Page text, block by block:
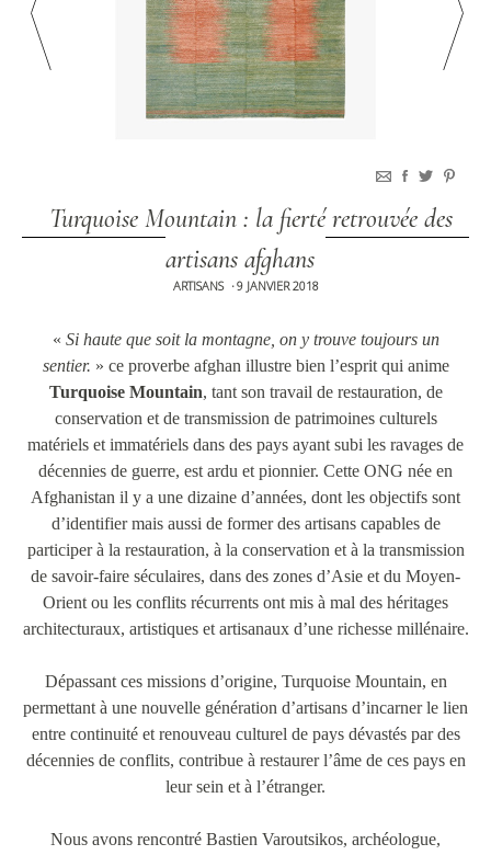
Turquoise Mountain : la fierté retrouvée des
artisans afghans
ARTISANS •9 JANVIER 2018
« Si haute que soit la montagne, on y trouve toujours un
sentier. » ce proverbe afghan illustre bien l’esprit qui anime
Turquoise Mountain, tant son travail de restauration, de
conservation et de transmission de patrimoines culturels
matériels et immatériels dans des pays ayant subi les ravages de
décennies de guerre, est ardu et pionnier. Cette ONG née en
Afghanistan il y a une dizaine d’années, dont les objectifs sont
d’identifier mais aussi de former des artisans capables de
participer à la restauration, à la conservation et à la transmission
de savoir-faire séculaires, dans des zones d’Asie et du Moyen-
Orient ou les conflits récurrents ont mis à mal des héritages
architecturaux, artistiques et artisanaux d’une richesse millénaire.
Dépassant ces missions d’origine, Turquoise Mountain, en
permettant à une nouvelle génération d’artisans d’incarner le lien
entre continuité et renouveau culturel de pays dévastés par des
décennies de conflits, contribue à restaurer l’âme de ces pays en
leur sein et à l’étranger.
Nous avons rencontré Bastien Varoutsikos, archéologue,